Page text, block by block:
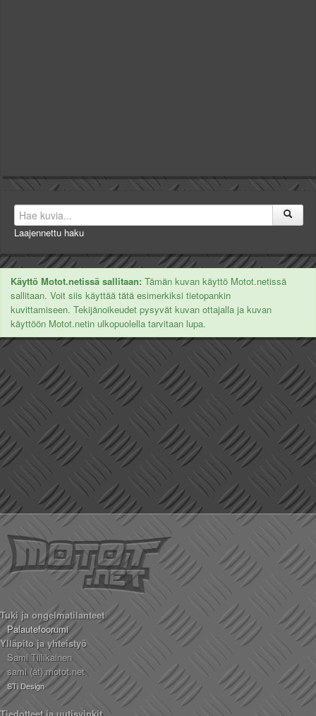
Laajennettu haku
Käyttö Motot.netissä sallitaan: Tämän kuvan käyttö Motot.netissä
sallitaan. Voit siis käyttää tätä esimerkiksi tietopankin
kuvittamiseen. Tekijänoikeudet pysyvät kuvan ottajalla ja kuvan
käyttöön Motot.netin ulkopuolella tarvitaan lupa.
Tuki ja ongelmatilanteet
Palautefoorumi
Ylläpito ja yhteistyö
Sami Tiilikainen
sami (ät) motot.net
STi Design